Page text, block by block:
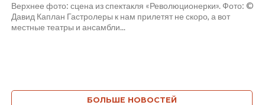
Верхнее фото: сцена из спектакля «Революционерки». Фото: ©
Давид Каплан Гастролеры к нам прилетят не скоро, а вот
местные театры и ансамбли...
БОЛЬШЕ НОВОСТЕЙ